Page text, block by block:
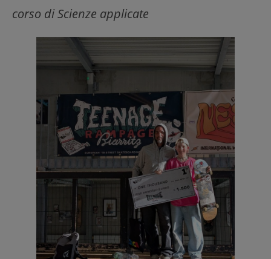
corso di Scienze applicate